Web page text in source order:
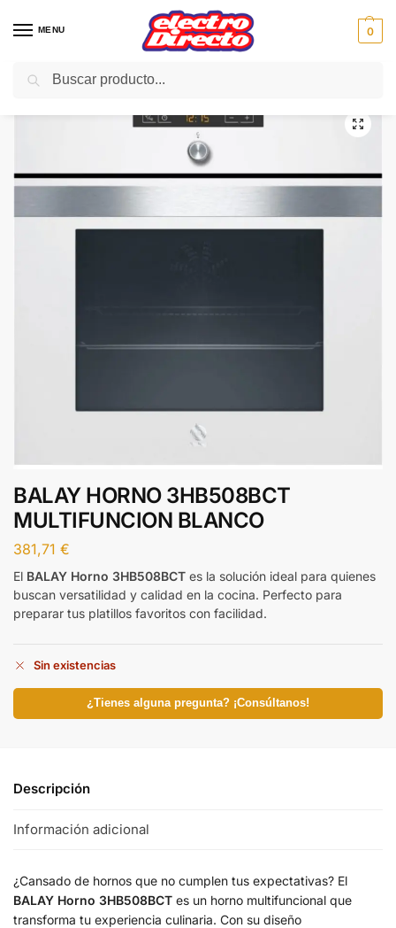
MENU 0
Inicio Gama blanca Hornos
BALAY HORNO 3HB508BCT
MULTIFUNCION BLANCO
381,71 €
El BALAY Horno 3HB508BCT es la solución ideal para quienes
buscan versatilidad y calidad en la cocina. Perfecto para
preparar tus platillos favoritos con facilidad.
Sin existencias
¿Tienes alguna pregunta? ¡Consúltanos!
Descripción
Información adicional
¿Cansado de hornos que no cumplen tus expectativas? El
BALAY Horno 3HB508BCT es un horno multifuncional que
transforma tu experiencia culinaria. Con su diseño